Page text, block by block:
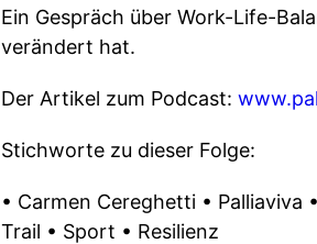
Ein Gespräch über Work-Life-
verändert hat.
Der Artikel zum Podcast:
Stichworte zu dieser Folge:
• Carmen Cereghetti • Palliaviva
Trail • Sport • Resilienz